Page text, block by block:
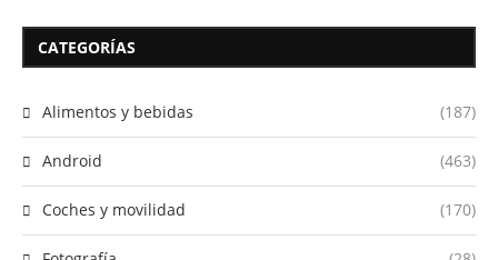
CATEGORÍAS
Alimentos y bebidas (187)
Android (463)
Coches y movilidad (170)